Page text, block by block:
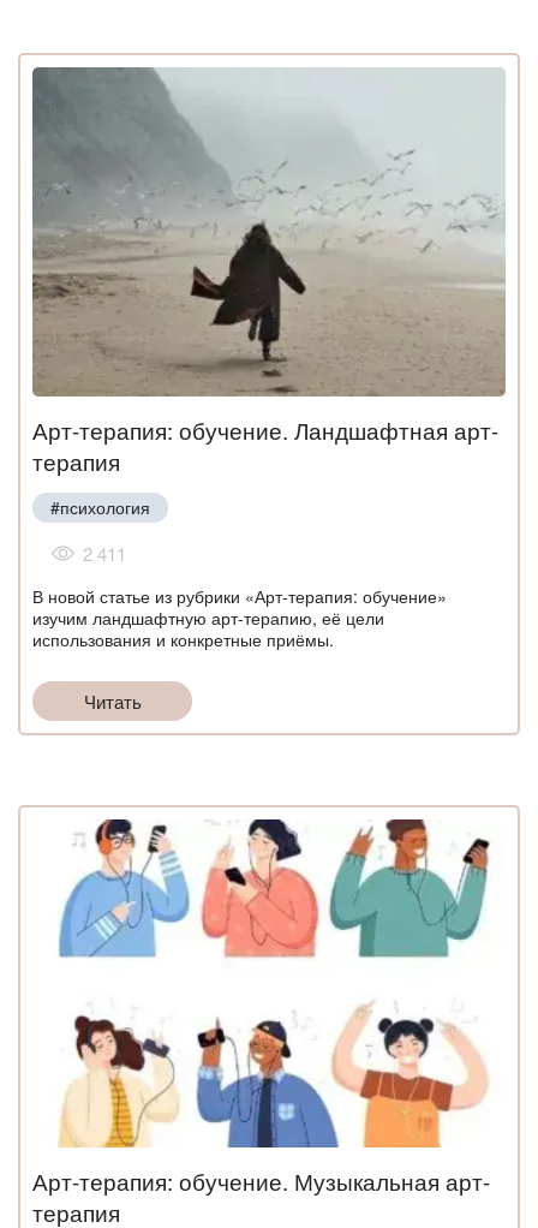
Арт-терапия: обучение. Ландшафтная арт-
терапия
#психология
2 411
В новой статье из рубрики «Арт-терапия: обучение»
изучим ландшафтную арт-терапию, её цели
использования и конкретные приёмы.
Читать
Арт-терапия: обучение. Музыкальная арт-
терапия